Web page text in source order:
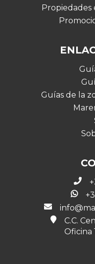
Propiedades
Guías de la
C.C.
Oficina